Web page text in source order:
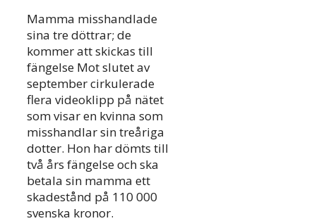
Mamma misshandlade
sina tre döttrar; de
kommer att skickas till
fängelse Mot slutet av
september cirkulerade
flera videoklipp på nätet
som visar en kvinna som
misshandlar sin treåriga
dotter. Hon har dömts till
två års fängelse och ska
betala sin mamma ett
skadestånd på 110 000
svenska kronor.